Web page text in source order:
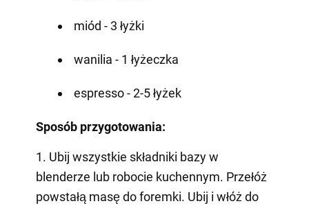
miód - 3 łyżki
wanilia - 1 łyżeczka
espresso - 2-5 łyżek
Sposób przygotowania:
1. Ubij wszystkie składniki bazy w
blenderze lub robocie kuchennym. Przełóż
powstałą masę do foremki. Ubij i włóż do